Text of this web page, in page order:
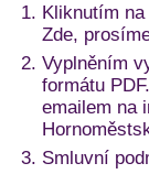
Kliknutím
Zde,
Vyplněním
formátu
emailem na
Smluvní